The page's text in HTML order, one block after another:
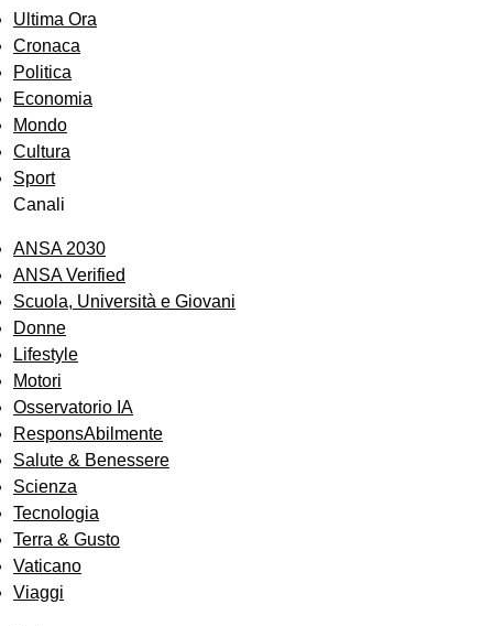
Ultima Ora
Cronaca
Politica
Economia
Mondo
Cultura
Sport
Canali
ANSA 2030
ANSA Verified
Scuola, Università e Giovani
Donne
Lifestyle
Motori
Osservatorio IA
ResponsAbilmente
Salute & Benessere
Scienza
Tecnologia
Terra & Gusto
Vaticano
Viaggi